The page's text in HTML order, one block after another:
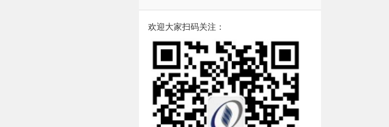
欢迎大家扫码关注：